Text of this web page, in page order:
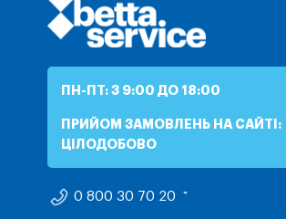
ПН-ПТ: З 9:00 ДО 18:00
ПРИЙОМ ЗАМОВЛЕНЬ НА САЙТІ:
ЦІЛОДОБОВО
0 800 30 70 20